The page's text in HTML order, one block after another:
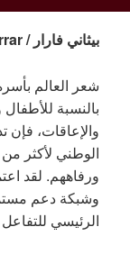
بيثاني فارار / Bethany Farrar
بالنسبة
والإعاقات، فإن
الوطني لأكثر
ورفاههم. لقد
وشبكة دعم
الرئيسي